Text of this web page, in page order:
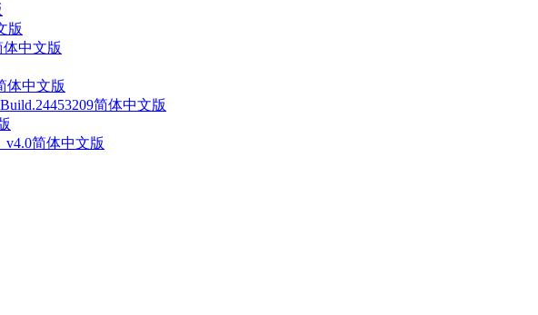
版
体中文版
体中文版
简体中文版
v4.0简体中文版